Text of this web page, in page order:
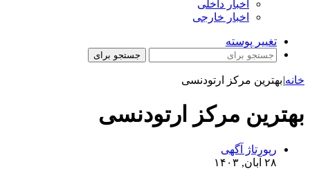
اخبار داخلی
اخبار خارجی
تغییر پوسته
جستجو برای
خانه|بهترین مرکز ارتودنسی
بهترین مرکز ارتودنسی
رپورتاژ آگهی
۲۸ آبان, ۱۴۰۳